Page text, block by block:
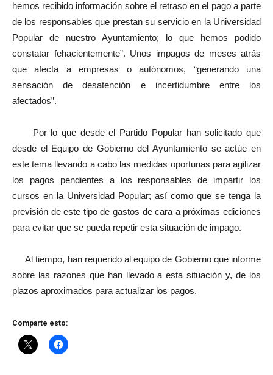
hemos recibido información sobre el retraso en el pago a parte
de los responsables que prestan su servicio en la Universidad
Popular de nuestro Ayuntamiento; lo que hemos podido
constatar fehacientemente”. Unos impagos de meses atrás
que afecta a empresas o autónomos, “generando una
sensación de desatención e incertidumbre entre los
afectados”.
Por lo que desde el Partido Popular han solicitado que
desde el Equipo de Gobierno del Ayuntamiento se actúe en
este tema llevando a cabo las medidas oportunas para agilizar
los pagos pendientes a los responsables de impartir los
cursos en la Universidad Popular; así como que se tenga la
previsión de este tipo de gastos de cara a próximas ediciones
para evitar que se pueda repetir esta situación de impago.
Al tiempo, han requerido al equipo de Gobierno que informe
sobre las razones que han llevado a esta situación y, de los
plazos aproximados para actualizar los pagos.
Comparte esto: